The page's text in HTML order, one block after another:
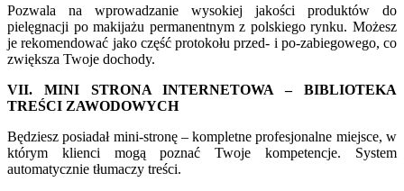
Pozwala na wprowadzanie wysokiej jakości produktów do
pielęgnacji po makijażu permanentnym z polskiego rynku. Możesz
je rekomendować jako część protokołu przed- i po-zabiegowego, co
zwiększa Twoje dochody.
VII. MINI STRONA INTERNETOWA – BIBLIOTEKA
TREŚCI ZAWODOWYCH
Będziesz posiadał mini-stronę – kompletne profesjonalne miejsce, w
którym klienci mogą poznać Twoje kompetencje. System
automatycznie tłumaczy treści.